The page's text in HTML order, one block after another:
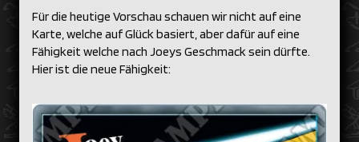
Für die heutige Vorschau schauen wir nicht auf eine
Karte, welche auf Glück basiert, aber dafür auf eine
Fähigkeit welche nach Joeys Geschmack sein dürfte.
Hier ist die neue Fähigkeit: